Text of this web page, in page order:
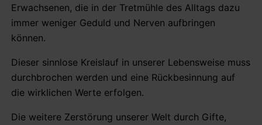
Erwachsenen, die in der Tretmühle des Alltags dazu
immer weniger Geduld und Nerven aufbringen
können.
Dieser sinnlose Kreislauf in unserer Lebensweise muss
durchbrochen werden und eine Rückbesinnung auf
die wirklichen Werte erfolgen.
Die weitere Zerstörung unserer Welt durch Gifte,